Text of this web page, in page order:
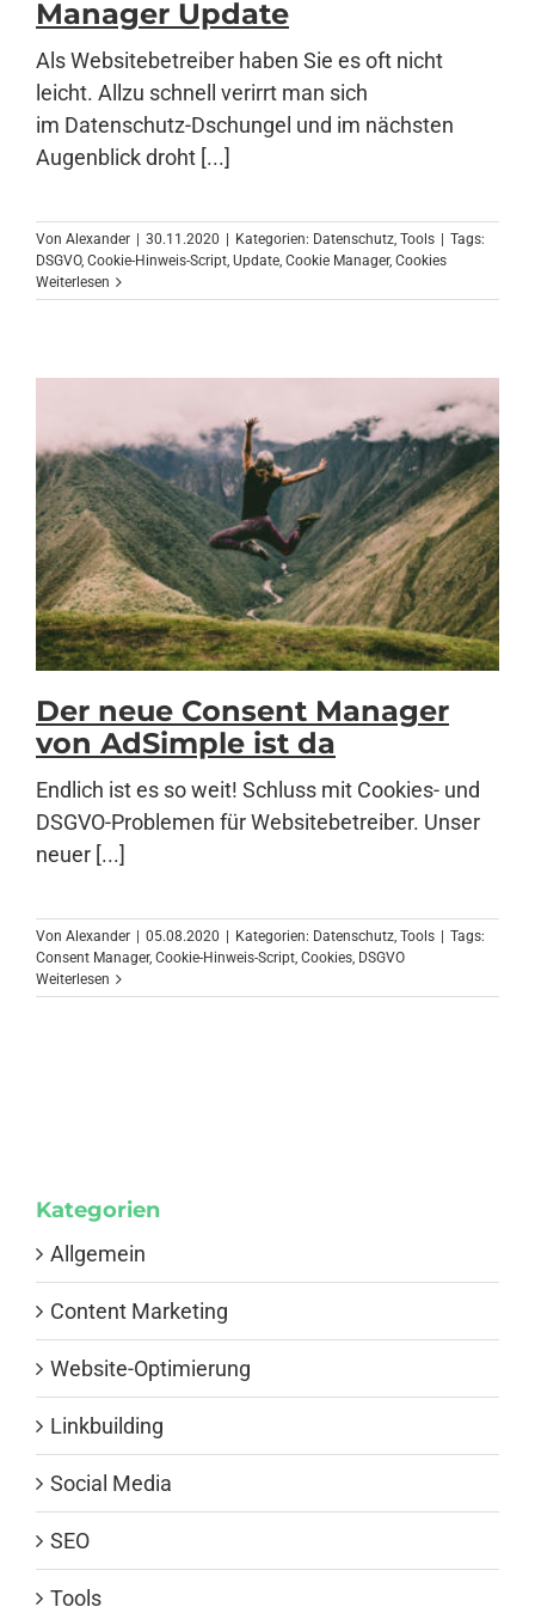
Anmelden
Manager Update
Als Websitebetreiber haben Sie es oft nicht
leicht. Allzu schnell verirrt man sich
im Datenschutz-Dschungel und im nächsten
Augenblick droht [...]
Von Alexander 30.11.2020 Kategorien: Datenschutz, Tools
Tags:
DSGVO, Cookie-Hinweis-Script, Update, Cookie Manager, Cookies
Weiterlesen
Der neue Consent Manager
von AdSimple ist da
Endlich ist es so weit! Schluss mit Cookies- und
DSGVO-Problemen für Websitebetreiber. Unser
neuer [...]
Von Alexander | 05.08.2020 | Kategorien: Datenschutz, Tools | Tags:
Consent Manager, Cookie-Hinweis-Script, Cookies, DSGVO
Weiterlesen
Kategorien
Allgemein
Content Marketing
Website-Optimierung
Linkbuilding
Social Media
SEO
Tools